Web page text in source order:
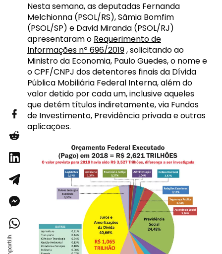
Nesta semana, as deputadas Fernanda
Melchionna (PSOL/RS), Sâmia Bomfim
(PSOL/SP) e David Miranda (PSOL/RJ)
apresentaram o Requerimento de
Informações nº 696/2019, solicitando ao
Ministro da Economia, Paulo Guedes, o nome e
o CPF/CNPJ dos detentores finais da Dívida
Pública Mobiliária Federal Interna, além do
valor detido por cada um, inclusive aqueles
que detém títulos indiretamente, via Fundos
de Investimento, Previdência privada e outras
aplicações.